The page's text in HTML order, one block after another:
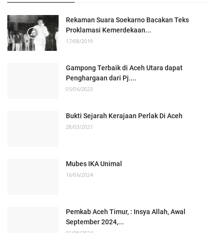
Rekaman Suara Soekarno Bacakan Teks
Proklamasi Kemerdekaan...
17/08/2019
Gampong Terbaik di Aceh Utara dapat
Penghargaan dari Pj....
05/06/2023
Bukti Sejarah Kerajaan Perlak Di Aceh
28/03/2021
Mubes IKA Unimal
16/06/2024
Pemkab Aceh Timur, : Insya Allah, Awal
September 2024,...